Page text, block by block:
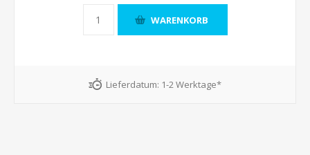
Lieferdatum: 1-2 Werktage*